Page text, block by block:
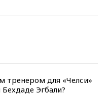
тренером для «Челси»
Эгбали?